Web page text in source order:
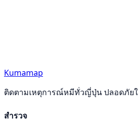
Kumamap
ติดตามเหตุการณ์หมีทั่วญี่ปุ่น ปลอดภัย
สำรวจ